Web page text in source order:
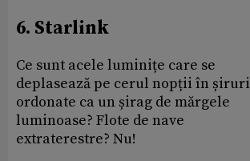
6. Starlink
Ce sunt acele luminițe care se
deplasează pe cerul nopții în șiruri
ordonate ca un șirag de mărgele
luminoase? Flote de nave
extraterestre? Nu!